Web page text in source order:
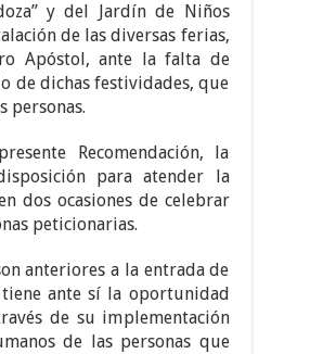
y del Jardín de Niños
de las diversas ferias,
Apóstol, ante la falta de
de dichas festividades, que
personas.
Recomendación, la
para atender la
dos ocasiones de celebrar
peticionarias.
anteriores a la entrada de
tiene ante sí la oportunidad
de su implementación
de las personas que